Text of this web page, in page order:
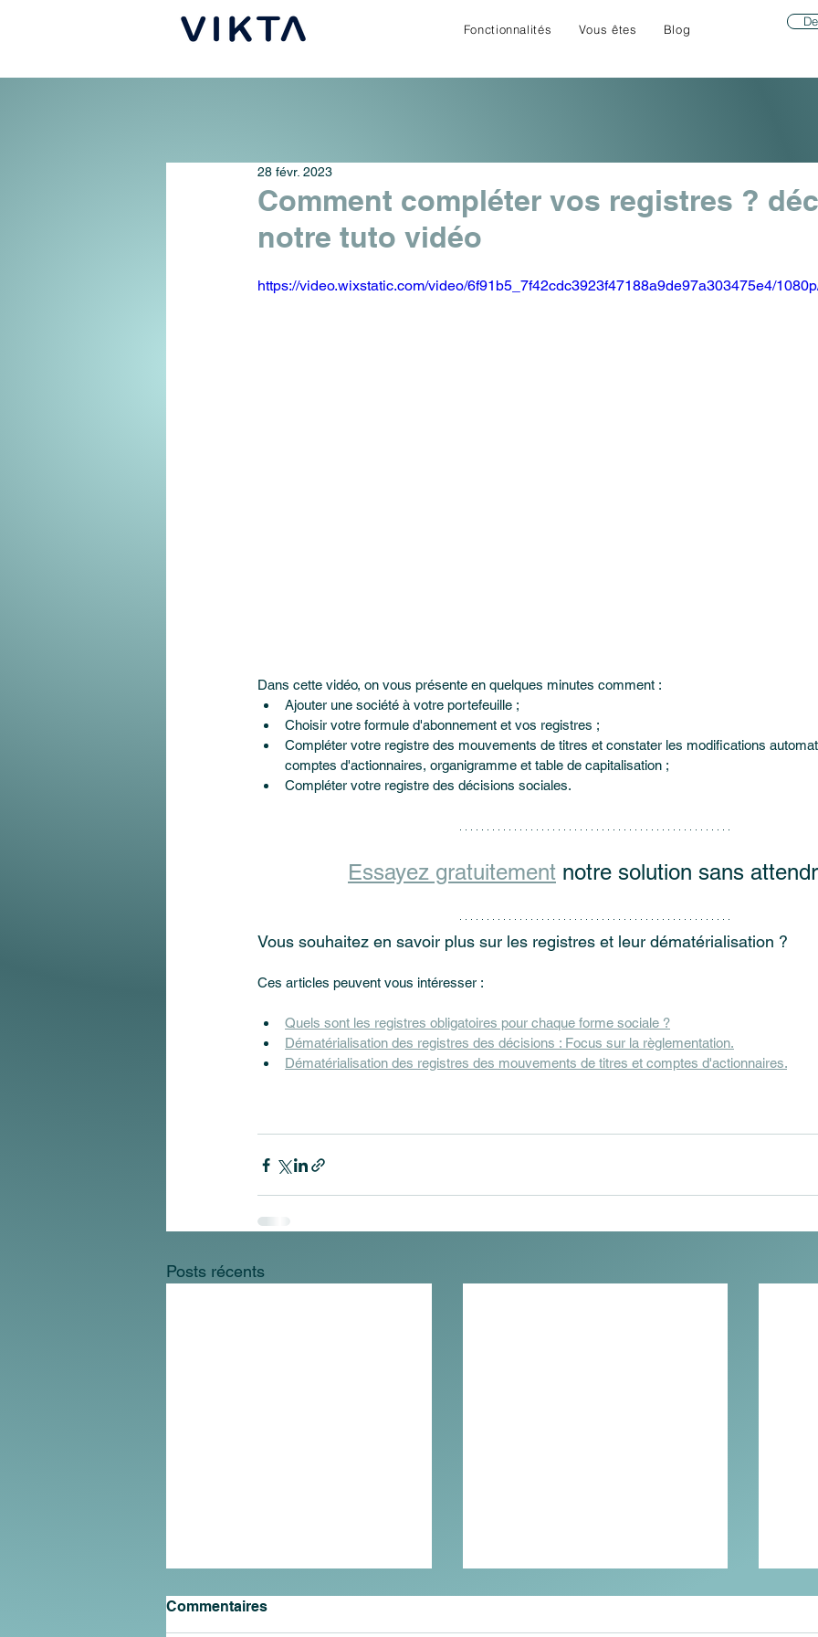
Fonctionnalités Vous êtes Blog
Comment compléter vos registres ?
notre tuto vidéo
28 févr. 2023
https://video.wixstatic.com/video/6f91b5_7f42cdc3923f47188a9de97a303475e4/
Dans cette vidéo, on vous présente en quelques minutes comment :
Ajouter une société à votre portefeuille ;
Choisir votre formule d'abonnement et vos registres ;
Compléter votre registre des mouvements de titres et constater les modifications
comptes d'actionnaires, organigramme et table de capitalisation ;
Compléter votre registre des décisions sociales.
Essayez gratuitement notre solution sans
Vous souhaitez en savoir plus sur les registres et leur dématérialisation ?
Ces articles peuvent vous intéresser :
Quels sont les registres obligatoires pour chaque forme sociale ?
Dématérialisation des registres des décisions : Focus sur la règlementation.
Dématérialisation des registres des mouvements de titres et comptes d'actionnaires.
Posts récents
Commentaires